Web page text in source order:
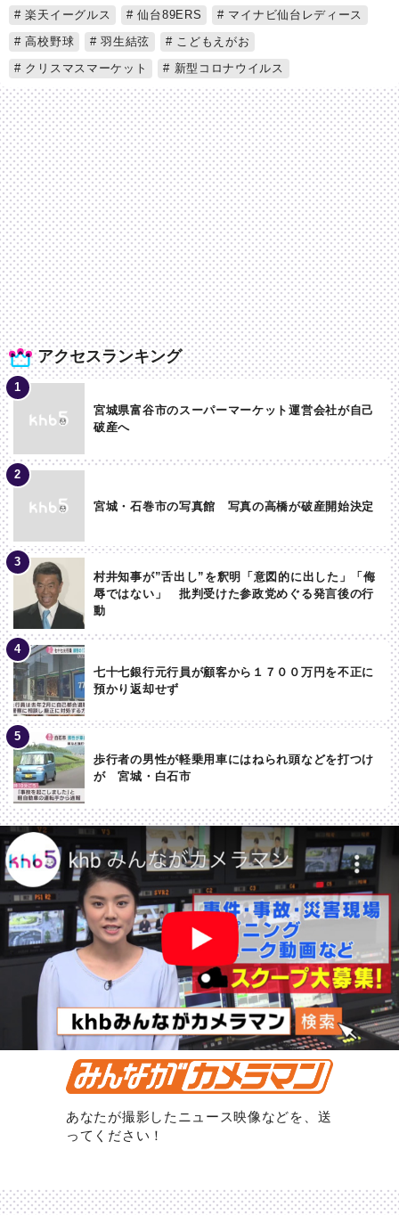
アクセスランキング
宮城県富谷市のスーパーマーケット運営会社が自己
破産へ
宮城・石巻市の写真館 写真の高橋が破産開始決定
村井知事が”舌出し”を釈明「意図的に出した」「侮
辱ではない」 批判受けた参政党めぐる発言後の行
動
七十七銀行元行員が顧客から１７００万円を不正に
預かり返却せず
歩行者の男性が軽乗用車にはねられ頭などを打つけ
が 宮城・白石市
楽天イーグルス
仙台89ERS
マイナビ仙台レディース
高校野球
羽生結弦
こどもえがお
クリスマスマーケット
新型コロナウイルス
あなたが撮影したニュース映像などを、送
ってください！